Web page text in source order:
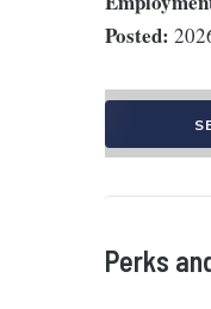
Posted:
Perks